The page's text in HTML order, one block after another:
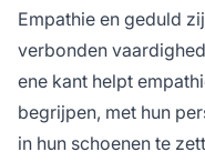
Empathie en geduld
verbonden
ene kant helpt
begrijpen, met hun
in hun schoenen te